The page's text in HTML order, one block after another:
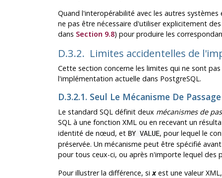
Quand l'interopérabilité avec les autres
ne pas être nécessaire d'utiliser explicitement
dans Section 9.8) pour produire les
D.3.2. Limites accidentelles de
Cette section concerne les limites qui ne sont
l'implémentation actuelle dans PostgreSQL.
D.3.2.1. Seul Le Mécanisme De
Le standard SQL définit deux mécanismes de
SQL à une fonction XML ou en recevant un
identité de nœud, et BY VALUE, pour lequel le
préservée. Un mécanisme peut être spécifié
pour tous ceux-ci, ou après n'importe lequel des
Pour illustrer la différence, sixest une valeur